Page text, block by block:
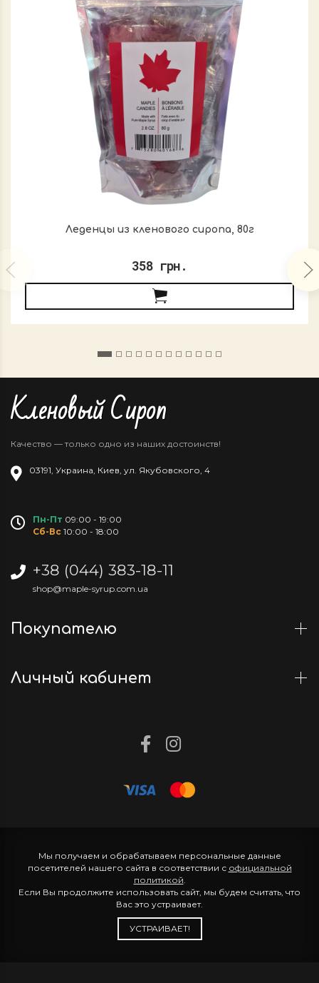
Леденцы из кленового сиропа, 80г
358 грн.
Кленовый Сироп
Качество — только одно из наших достоинств!
03191 Украина Киев ул. Якубовского, 4
Пн-Пт 09:00 - 19:00
Сб-Вс 10:00 - 18:00
+38 (044) 383-18-11
shop@maple-syrup.com.ua
Покупателю
Личный кабинет
Мы получаем и обрабатываем персональные данные
посетителей нашего сайта в соответствии с официальной
политикой.
Если Вы продолжите использовать сайт, мы будем считать, что
Вас это устраивает.
УСТРАИВАЕТ!